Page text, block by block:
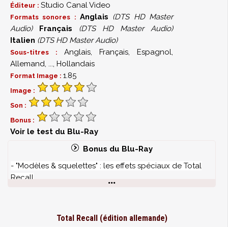
Éditeur : Studio Canal Video
Formats sonores : Anglais (DTS HD Master
Audio)
Français
(DTS HD Master Audio)
Italien (DTS HD Master Audio)
Sous-titres : Anglais, Français, Espagnol,
Allemand, ..., Hollandais
Format Image : 1.85
Image :
Son :
Bonus :
Voir le test du Blu-Ray
Bonus du Blu-Ray
- "Modèles & squelettes" : les effets spéciaux de Total
Recall
Total Recall (édition allemande)